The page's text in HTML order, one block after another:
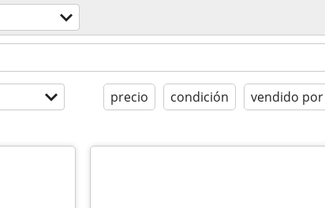
precio condición vendido por